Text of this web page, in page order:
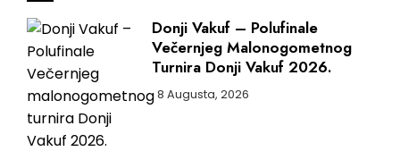
Donji Vakuf – Polufinale
Večernjeg Malonogometnog
Turnira Donji Vakuf 2026.
8 Augusta, 2026